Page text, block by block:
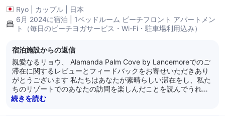
Ryo
カップル
日本
6月 2024に宿泊 | 1ベッドルーム ビーチフロント アパートメン
ト（毎日のビーチヨガサービス・Wi-Fi・駐車場利用込み）
宿泊施設からの返信
親愛なるリョウ、 Alamanda Palm Cove by Lancemoreでのご
滞在に関するレビューとフィードバックをお寄せいただきあり
がとうございます 私たちはあなたが素晴らしい滞在をし、私た
ちのリゾートでのあなたの訪問を楽しんだことを読んでうれし
く思います。私たちが日々目指しているサービスにゲストが満
続きを読む